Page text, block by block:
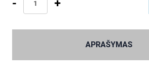
- +
APRAŠYMAS